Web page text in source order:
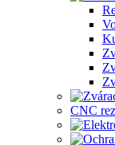
CNC